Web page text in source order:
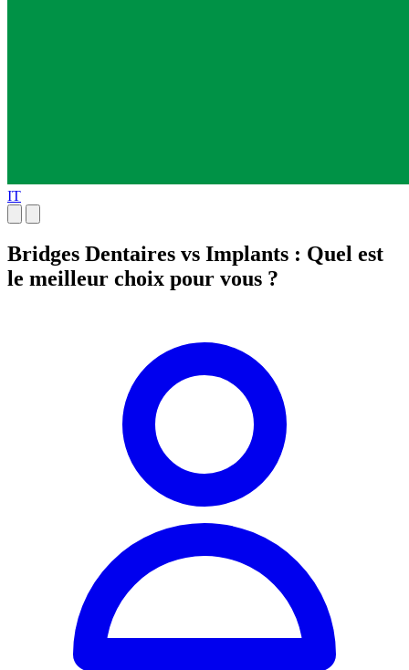
IT
Bridges Dentaires vs Implants : Quel est
le meilleur choix pour vous ?